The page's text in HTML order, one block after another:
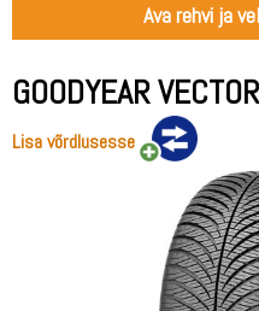
Ava rehvi ja
GOODYEAR
Lisa võrdlusesse